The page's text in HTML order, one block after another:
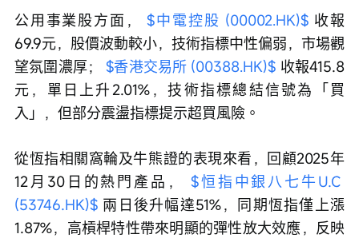
公用事業股方面， $中電控股 (00002.HK)$ 收報
69.9元，股價波動較小，技術指標中性偏弱，市場觀
望氛圍濃厚； $香港交易所 (00388.HK)$ 收報415.8
元，單日上升2.01%，技術指標總結信號為「買
入」，但部分震盪指標提示超買風險。
從恆指相關窩輪及牛熊證的表現來看，回顧2025年
12月30日的熱門產品， $恒指中銀八七牛U.C
(53746.HK)$ 兩日後升幅達51%，同期恆指僅上漲
1.87%，高槓桿特性帶來明顯的彈性放大效應，反映